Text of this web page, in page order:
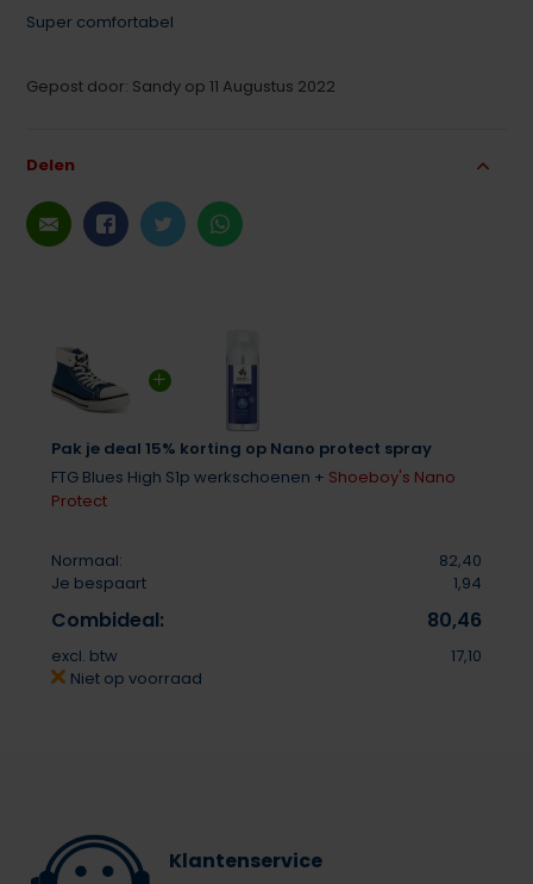
Pak je deal 15% korting op Nano protect spray
FTG Blues High S1p werkschoenen + Shoeboy's Nano
Protect
Normaal:
82,40
Je bespaart
1,94
Combideal: 80,46
excl. btw
17,10
Niet op voorraad
Super comfortabel
Gepost door: Sandy op 11 Augustus 2022
Delen
Klantenservice